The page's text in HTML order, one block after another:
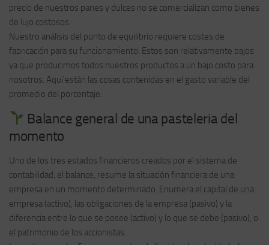
precio de nuestros panes y dulces no se comercializan como bienes
de lujo costosos.
Nuestro análisis del punto de equilibrio requiere costes de
fabricación para su funcionamiento. Estos son relativamente bajos
ya que producimos todos nuestros productos a un bajo costo para
nosotros. Aquí están las cosas contenidas en el gasto variable del
promedio del porcentaje:
Balance general de una pasteleria del
momento
Uno de los tres estados financieros creados por el sistema de
contabilidad, el balance, resume la situación financiera de una
empresa en un momento determinado. Enumera el capital de una
empresa (activo), las obligaciones de la empresa (pasivo) y la
diferencia entre lo que se posee (activo) y lo que se debe (pasivo), o
el patrimonio de los accionistas.